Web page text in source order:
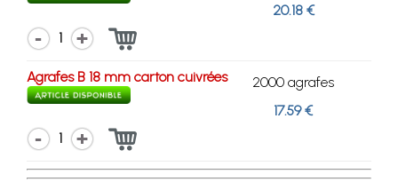
20.18 €
1
Agrafes B 18 mm carton cuivrées
2000 agrafes
17.59 €
1